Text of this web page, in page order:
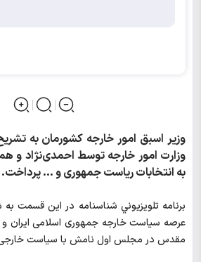
وزير اسبق امور خارجه كشورمان به
وزارت امور خارجه توسط احمدی‌نژاد و
به انتخابات ریاست جمهوری و ... پرداخت.
برنامه تلويزيوني شناسنامه در اين قسمت
عرصه سیاست خارجه جمهوری اسلامی ایران و
مقدس در مجلس اول نامش با سیاست